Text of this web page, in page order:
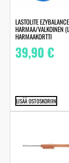
LASTOLITE
HARMAA/VALKOINEN
HARMAAKORTTI
39,90€
LISÄÄ OSTOSKORIIN